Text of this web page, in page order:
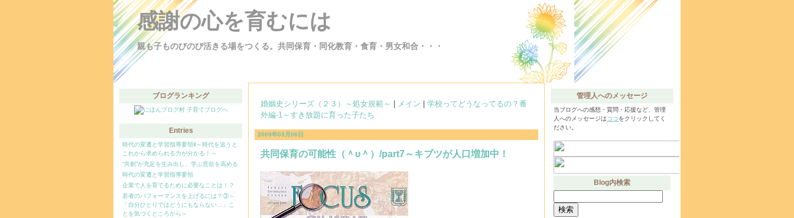
感謝の心を育むには
親も子ものびのび活きる場をつくる。共同保育・同化教育・食育・男女和合・・・
ブログランキング
Entries
時代の変遷と学習指導要領Ⅱ～時代を追うと
これから求められる力が分かる！～
“共創”が充足を生み出し、学ぶ意欲を高める
時代の変遷と学習指導要領
企業で人を育てるために必要なことは！？
若者のパフォーマンスを上げるには？③～
「自分ひとりではどうにもならない…」こ
とを気づくところから～
婚姻史シリーズ（２３）～処女規範～ メイン
学校ってどうなってるの？番
外編-1～すき放題に育った子たち
2009年03月06日
共同保育の可能性（＾υ＾）/part7～キブツが人口増加中！
管理人へのメッセージ
当ブログへの感想・質問・応援など、管理
人へのメッセージはココ をクリックしてく
ださい。
Blog内検索
索: